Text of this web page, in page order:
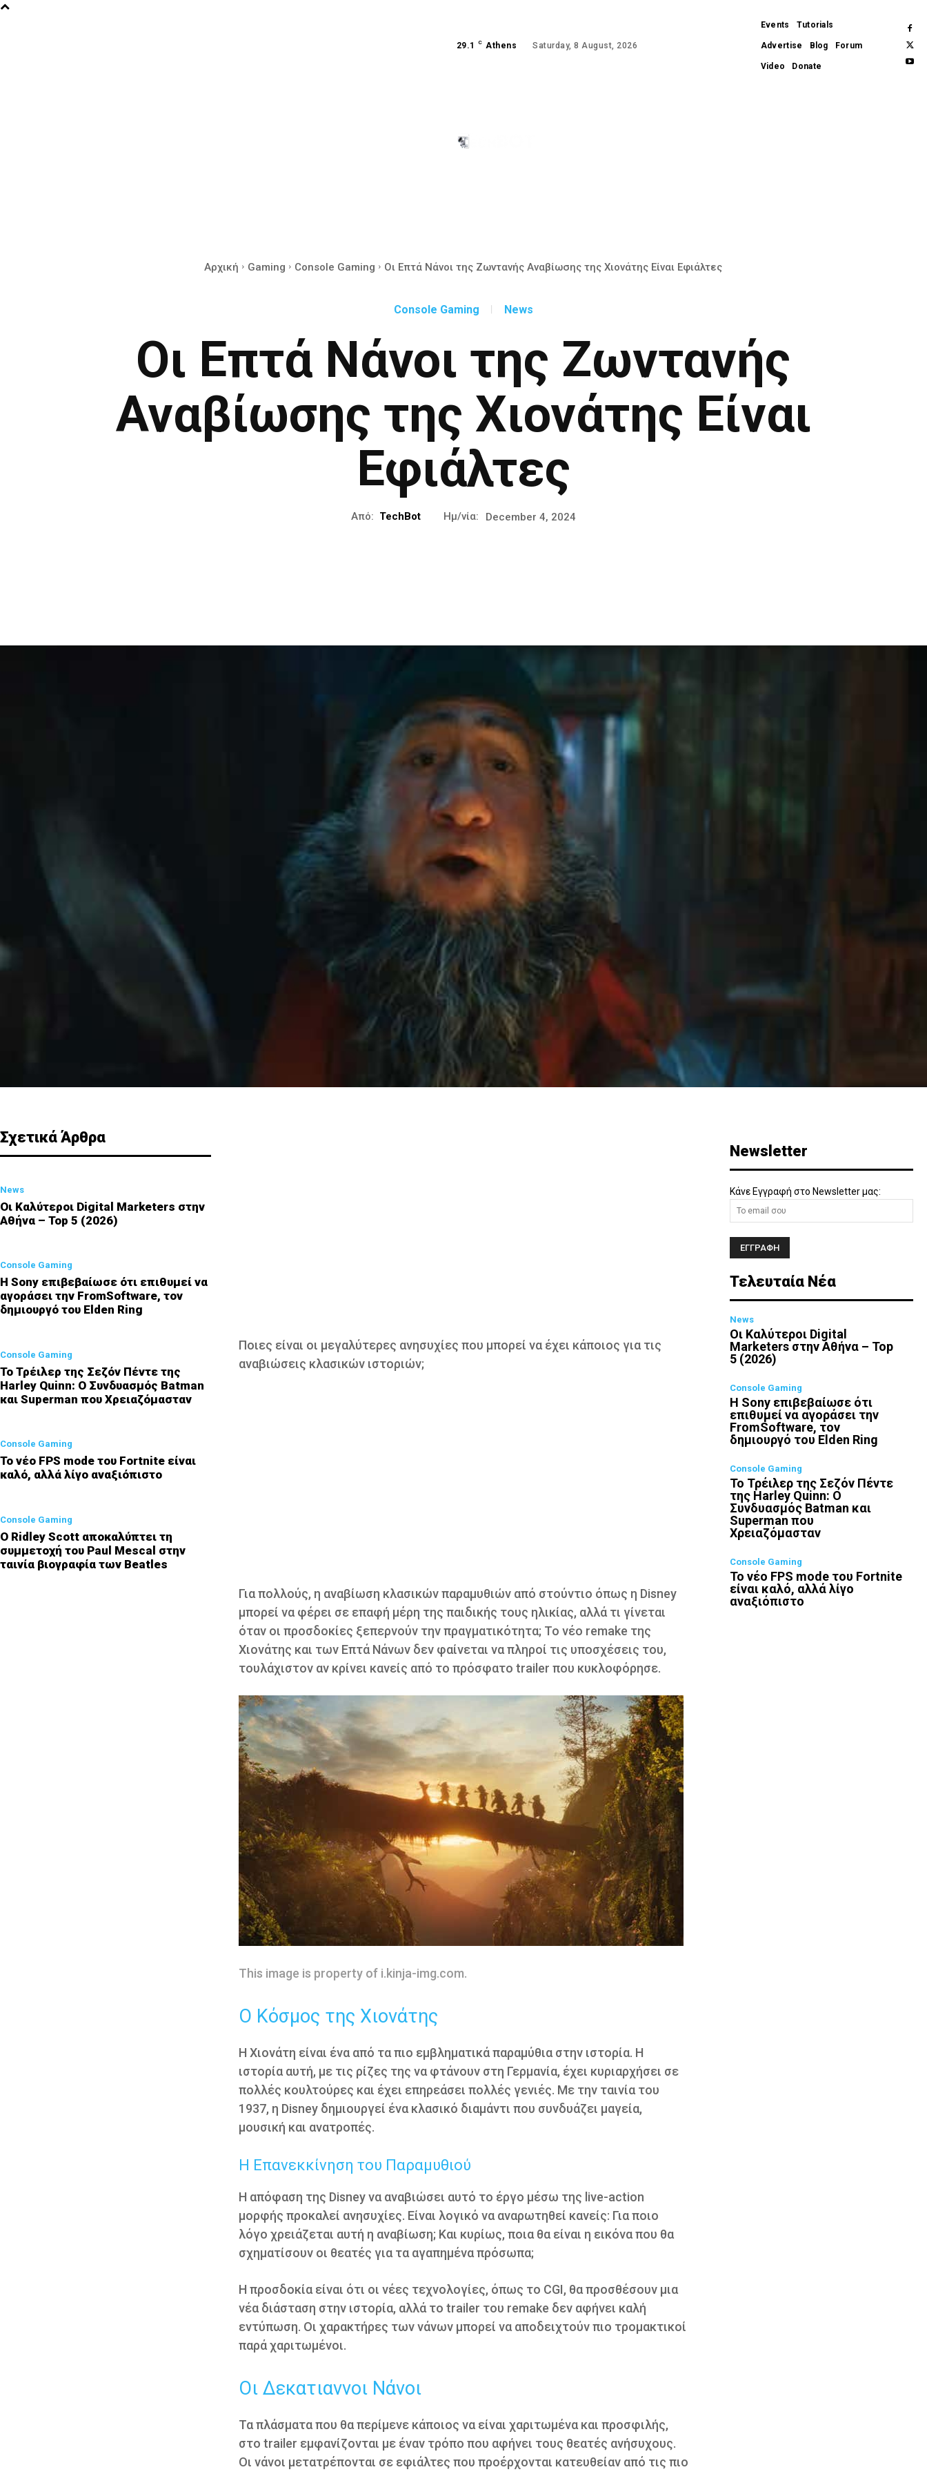
29.1 C Athens Saturday, 8 August, 2026
Events Tutorials
Advertise Blog Forum
Video Donate
Αρχική Gaming Console Gaming Οι Επτά Νάνοι της Ζωντανής Αναβίωσης της Χιονάτης Είναι Εφιάλτες
Console Gaming News
Οι Επτά Νάνοι της Ζωντανής
Αναβίωσης της Χιονάτης Είναι
Εφιάλτες
Από: TechBot Ημ/νία: December 4, 2024
Σχετικά Άρθρα
News
Οι Καλύτεροι Digital Marketers στην
Αθήνα – Top 5 (2026)
Console Gaming
Η Sony επιβεβαίωσε ότι επιθυμεί να
αγοράσει την FromSoftware, τον
δημιουργό του Elden Ring
Console Gaming
Το Τρέιλερ της Σεζόν Πέντε της
Harley Quinn: Ο Συνδυασμός Batman
και Superman που Χρειαζόμασταν
Console Gaming
Το νέο FPS mode του Fortnite είναι
καλό, αλλά λίγο αναξιόπιστο
Console Gaming
Ο Ridley Scott αποκαλύπτει τη
συμμετοχή του Paul Mescal στην
ταινία βιογραφία των Beatles
Ποιες είναι οι μεγαλύτερες ανησυχίες που μπορεί να έχει κάποιος για τις
αναβιώσεις κλασικών ιστοριών;
Για πολλούς, η αναβίωση κλασικών παραμυθιών από στούντιο όπως η Disney
μπορεί να φέρει σε επαφή μέρη της παιδικής τους ηλικίας, αλλά τι γίνεται
όταν οι προσδοκίες ξεπερνούν την πραγματικότητα; Το νέο remake της
Χιονάτης και των Επτά Νάνων δεν φαίνεται να πληροί τις υποσχέσεις του,
τουλάχιστον αν κρίνει κανείς από το πρόσφατο trailer που κυκλοφόρησε.
This image is property of i.kinja-img.com.
Ο Κόσμος της Χιονάτης
Η Χιονάτη είναι ένα από τα πιο εμβληματικά παραμύθια στην ιστορία. Η
ιστορία αυτή, με τις ρίζες της να φτάνουν στη Γερμανία, έχει κυριαρχήσει σε
πολλές κουλτούρες και έχει επηρεάσει πολλές γενιές. Με την ταινία του
1937, η Disney δημιουργεί ένα κλασικό διαμάντι που συνδυάζει μαγεία,
μουσική και ανατροπές.
Η Επανεκκίνηση του Παραμυθιού
Η απόφαση της Disney να αναβιώσει αυτό το έργο μέσω της live-action
μορφής προκαλεί ανησυχίες. Είναι λογικό να αναρωτηθεί κανείς: Για ποιο
λόγο χρειάζεται αυτή η αναβίωση; Και κυρίως, ποια θα είναι η εικόνα που θα
σχηματίσουν οι θεατές για τα αγαπημένα πρόσωπα;
Η προσδοκία είναι ότι οι νέες τεχνολογίες, όπως το CGI, θα προσθέσουν μια
νέα διάσταση στην ιστορία, αλλά το trailer του remake δεν αφήνει καλή
εντύπωση. Οι χαρακτήρες των νάνων μπορεί να αποδειχτούν πιο τρομακτικοί
παρά χαριτωμένοι.
Οι Δεκατιαννοι Νάνοι
Τα πλάσματα που θα περίμενε κάποιος να είναι χαριτωμένα και προσφιλής,
στο trailer εμφανίζονται με έναν τρόπο που αφήνει τους θεατές ανήσυχους.
Οι νάνοι μετατρέπονται σε εφιάλτες που προέρχονται κατευθείαν από τις πιο
Newsletter
Κάνε Εγγραφή στο Newsletter μας:
Τελευταία Νέα
News
Οι Καλύτεροι Digital
Marketers στην Αθήνα – Top
5 (2026)
Console Gaming
Η Sony επιβεβαίωσε ότι
επιθυμεί να αγοράσει την
FromSoftware, τον
δημιουργό του Elden Ring
Console Gaming
Το Τρέιλερ της Σεζόν Πέντε
της Harley Quinn: Ο
Συνδυασμός Batman και
Superman που
Χρειαζόμασταν
Console Gaming
Το νέο FPS mode του Fortnite
είναι καλό, αλλά λίγο
αναξιόπιστο